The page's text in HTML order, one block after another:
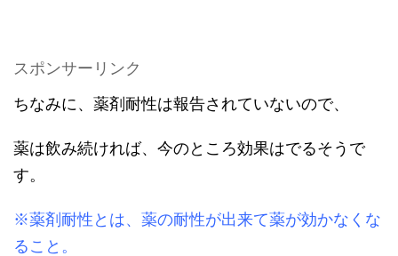
スポンサーリンク
ちなみに、薬剤耐性は報告されていないので、
薬は飲み続ければ、今のところ効果はでるそうで
す。
※薬剤耐性とは、薬の耐性が出来て薬が効かなくな
ること。